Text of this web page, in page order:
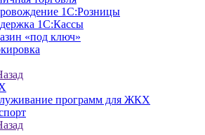
1С:Розницы
1С:Кассы
«под ключ»
программ для ЖКХ